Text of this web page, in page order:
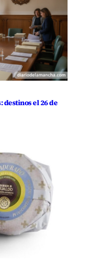
destinos el 26 de